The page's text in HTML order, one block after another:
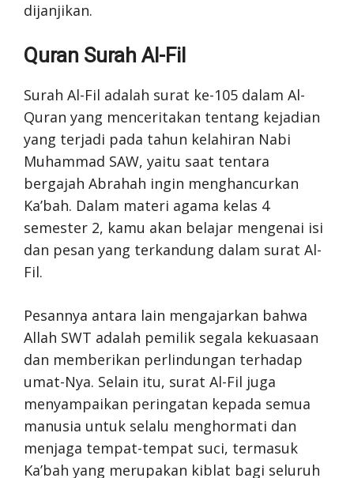
dijanjikan.
Quran Surah Al-Fil
Surah Al-Fil adalah surat ke-105 dalam Al-
Quran yang menceritakan tentang kejadian
yang terjadi pada tahun kelahiran Nabi
Muhammad SAW, yaitu saat tentara
bergajah Abrahah ingin menghancurkan
Ka’bah. Dalam materi agama kelas 4
semester 2, kamu akan belajar mengenai isi
dan pesan yang terkandung dalam surat Al-
Fil.
Pesannya antara lain mengajarkan bahwa
Allah SWT adalah pemilik segala kekuasaan
dan memberikan perlindungan terhadap
umat-Nya. Selain itu, surat Al-Fil juga
menyampaikan peringatan kepada semua
manusia untuk selalu menghormati dan
menjaga tempat-tempat suci, termasuk
Ka’bah yang merupakan kiblat bagi seluruh